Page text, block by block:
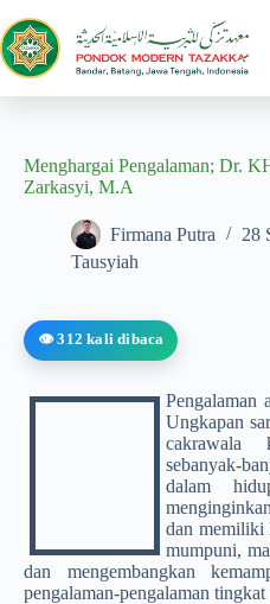
Menghargai Pengalaman; Dr.
Zarkasyi, M.A
Firmana Putra
28
Tausyiah
👁️ 312 kali dibaca
Pengalaman
Ungkapan
cakrawala
sebanyak-
dalam
dan memiliki
mumpuni,
dan mengembangkan
pengalaman-pengalaman